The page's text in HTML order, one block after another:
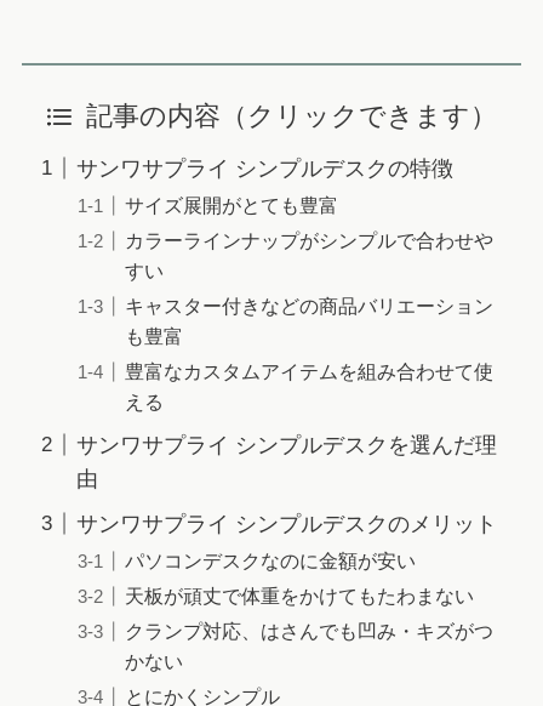
記事の内容（クリックできます）
サンワサプライ シンプルデスクの特徴
サイズ展開がとても豊富
カラーラインナップがシンプルで合わせや
すい
キャスター付きなどの商品バリエーション
も豊富
豊富なカスタムアイテムを組み合わせて使
える
サンワサプライ シンプルデスクを選んだ理
由
サンワサプライ シンプルデスクのメリット
パソコンデスクなのに金額が安い
天板が頑丈で体重をかけてもたわまない
クランプ対応、はさんでも凹み・キズがつ
かない
とにかくシンプル